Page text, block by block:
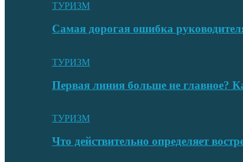
ТУРИЗМ
Самая дорогая ошибка
ТУРИЗМ
Первая линия больше не главное?
ТУРИЗМ
Что действительно определяет